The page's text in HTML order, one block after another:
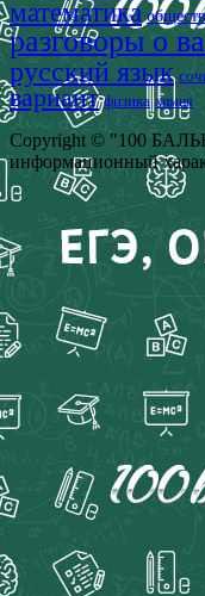
математика
разговоры о
русский язык
вариант физика химия
Copyright © "100
информационный